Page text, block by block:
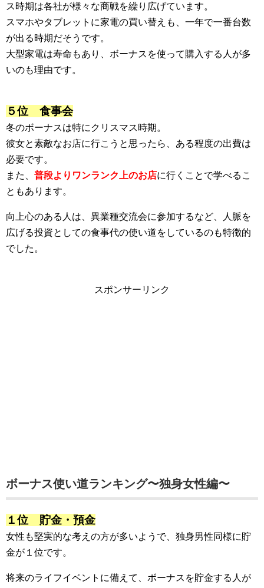
ス時期は各社が様々な商戦を繰り広げています。
スマホやタブレットに家電の買い替えも、一年で一番台数
が出る時期だそうです。
大型家電は寿命もあり、ボーナスを使って購入する人が多
いのも理由です。
５位 食事会
冬のボーナスは特にクリスマス時期。
彼女と素敵なお店に行こうと思ったら、ある程度の出費は
必要です。
また、 普段よりワンランク上のお店に行くことで学べるこ
ともあります。
向上心のある人は、異業種交流会に参加するなど、人脈を
広げる投資としての食事代の使い道をしているのも特徴的
でした。
スポンサーリンク
ボーナス使い道ランキング〜独身女性編〜
１位 貯金・預金
女性も堅実的な考えの方が多いようで、独身男性同様に貯
金が１位です。
将来のライフイベントに備えて、ボーナスを貯金する人が